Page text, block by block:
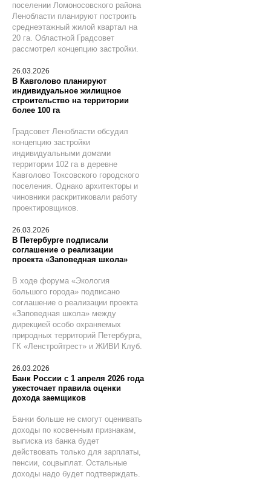
поселении Ломоносовского района
Ленобласти планируют построить
среднеэтажный жилой квартал на
20 га. Областной Градсовет
рассмотрел концепцию застройки.
26.03.2026
В Кавголово планируют
индивидуальное жилищное
строительство на территории
более 100 га
Градсовет Ленобласти обсудил
концепцию застройки
индивидуальными домами
территории 102 га в деревне
Кавголово Токсовского городского
поселения. Однако архитекторы и
чиновники раскритиковали работу
проектировщиков.
26.03.2026
В Петербурге подписали
соглашение о реализации
проекта «Заповедная школа»
В ходе форума «Экология
большого города» подписано
соглашение о реализации проекта
«Заповедная школа» между
дирекцией особо охраняемых
природных территорий Петербурга,
ГК «Ленстройтрест» и ЖИВИ Клуб.
26.03.2026
Банк России с 1 апреля 2026 года
ужесточает правила оценки
дохода заемщиков
Банки больше не смогут оценивать
доходы по косвенным признакам,
выписка из банка будет
действовать только для зарплаты,
пенсии, соцвыплат. Остальные
доходы надо будет подтверждать.